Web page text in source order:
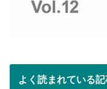
よく読まれている記